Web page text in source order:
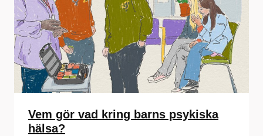
Vem gör vad kring barns psykiska
hälsa?